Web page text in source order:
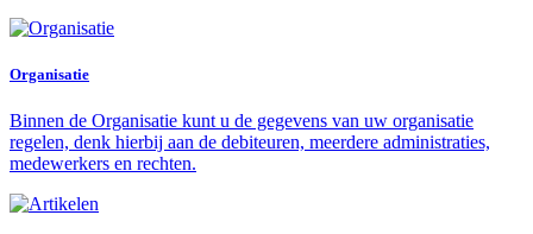
Organisatie
Binnen de Organisatie kunt u de gegevens van uw organisatie
regelen, denk hierbij aan de debiteuren, meerdere administraties,
medewerkers en rechten.